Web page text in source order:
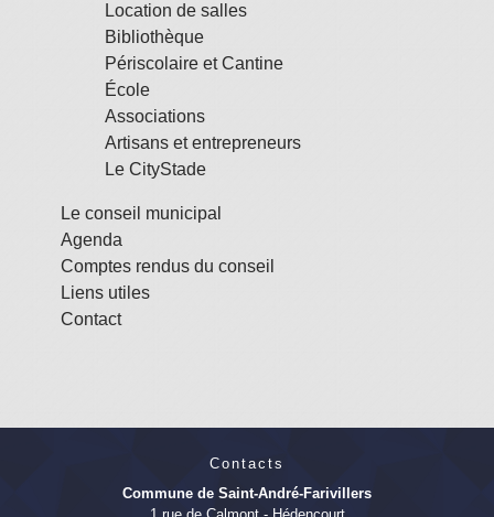
Location de salles
Bibliothèque
Périscolaire et Cantine
École
Associations
Artisans et entrepreneurs
Le CityStade
Le conseil municipal
Agenda
Comptes rendus du conseil
Liens utiles
Contact
Contacts
Commune de Saint-André-Farivillers